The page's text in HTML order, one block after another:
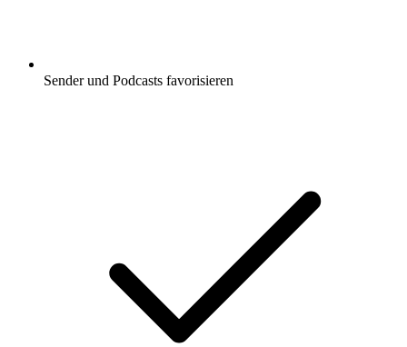
Sender und Podcasts favorisieren